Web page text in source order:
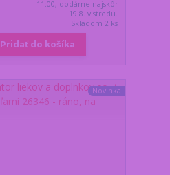
11:00, dodáme najskôr
19.8. v stredu.
Skladom 2 ks
Pridať do košíka
Novinka